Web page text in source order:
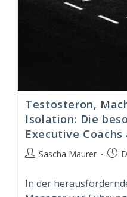
Testosteron,
Isolation: Die
Executive Coachs
Beitrags-
Sascha Maurer
In der